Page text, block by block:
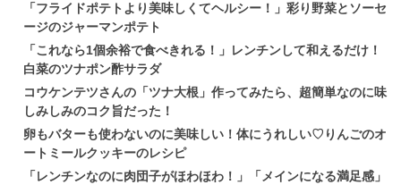
「フライドポテトより美味しくてヘルシー！」彩り野菜とソーセ
ージのジャーマンポテト
「これなら1個余裕で食べきれる！」レンチンして和えるだけ！
白菜のツナポン酢サラダ
コウケンテツさんの「ツナ大根」作ってみたら、超簡単なのに味
しみしみのコク旨だった！
卵もバターも使わないのに美味しい！体にうれしい♡りんごのオ
ートミールクッキーのレシピ
「レンチンなのに肉団子がほわほわ！」「メインになる満足感」